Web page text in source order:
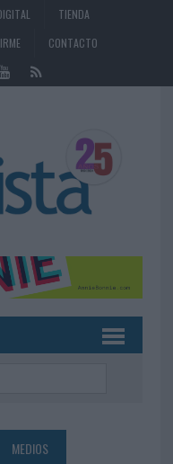
TIENDA
CONTACTO
MEDIOS